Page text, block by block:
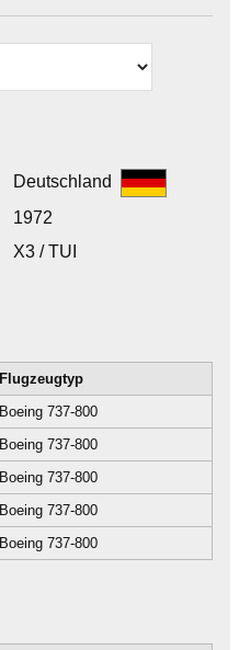
Deutschland
1972
X3 / TUI
Flugzeugtyp
Boeing 737-800
Boeing 737-800
Boeing 737-800
Boeing 737-800
Boeing 737-800